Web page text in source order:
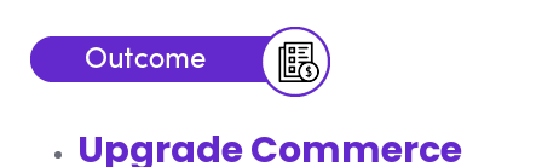
Upgrade Commerce